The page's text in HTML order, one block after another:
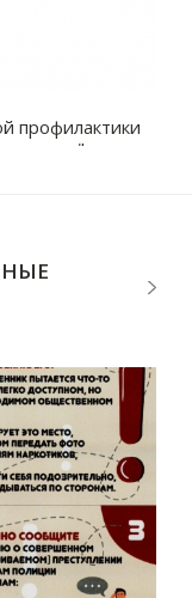
профилактики
рисков"